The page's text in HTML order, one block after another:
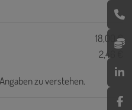
18,00 €
2,46 €
zu verstehen.